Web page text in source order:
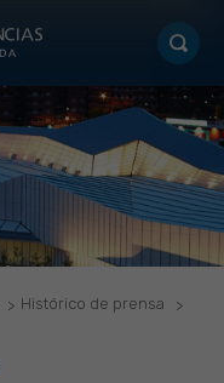
Histórico de prensa